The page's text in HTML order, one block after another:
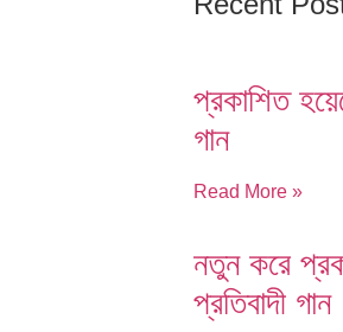
প্রকাশিত
গান
Read More »
নতুন করে
প্রতিবাদী গান